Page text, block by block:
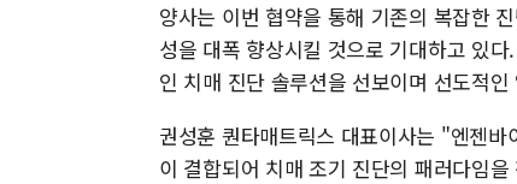
양사는 이번 협약을 통해 기존의 복잡한
성을 대폭 향상시킬 것으로 기대하고 있
인 치매 진단 솔루션을 선보이며 선도적
권성훈 퀀타매트릭스 대표이사는 "엔젠
이 결합되어 치매 조기 진단의 패러다임